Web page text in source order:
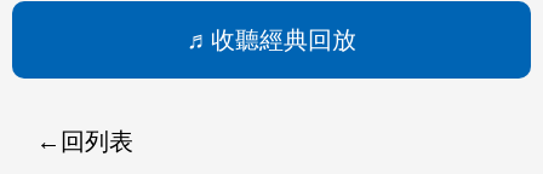
收聽經典回放
回列表